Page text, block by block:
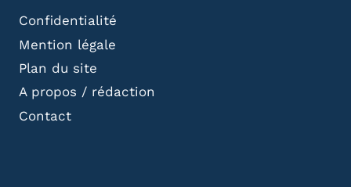
Confidentialité
Mention légale
Plan du site
A propos / rédaction
Contact